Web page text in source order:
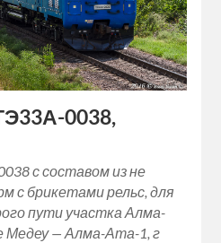
0038,
с составом из не
с брикетами рельс, для
пути участка Алма-
‪‎Медеу‬ — Алма-Ата-1, г